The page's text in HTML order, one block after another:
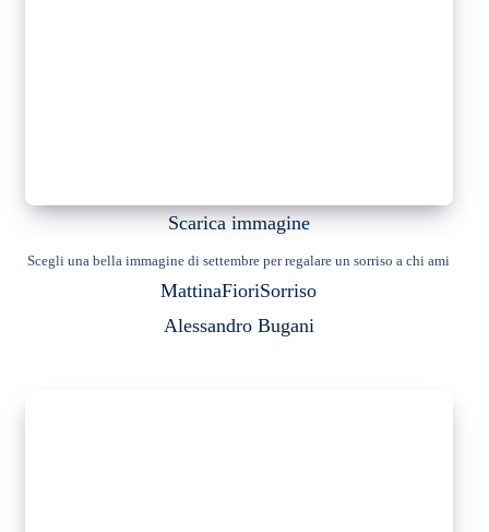
Scarica immagine
Scegli una bella immagine di settembre per regalare un sorriso a chi ami
MattinaFioriSorriso
Alessandro Bugani